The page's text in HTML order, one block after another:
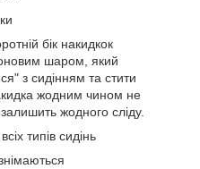
бік накидкок
шаром, який
з сидінням та стити
жодним чином не
жодного сліду.
типів сидінь